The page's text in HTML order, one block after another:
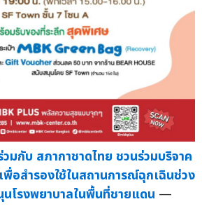
วมกับ สภากาชาดไทย ชวนร่วมบริจาค
อสำรองใช้ในสถานการณ์ฉุกเฉินช่วง
โรงพยาบาลในพื้นที่ชายแดน —